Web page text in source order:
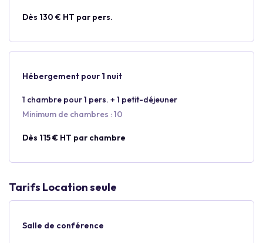
Dès 130 € HT par pers.
Hébergement pour 1 nuit
1 chambre pour 1 pers. + 1 petit-déjeuner
Minimum de chambres : 10
Dès 115 € HT par chambre
Tarifs Location seule
Salle de conférence